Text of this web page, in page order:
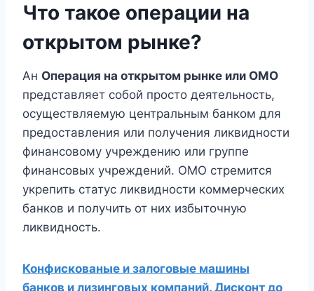
Что такое операции на
открытом рынке?
Ан Операция на открытом рынке или OMO
представляет собой просто деятельность,
осуществляемую центральным банком для
предоставления или получения ликвидности
финансовому учреждению или группе
финансовых учреждений. OMO стремится
укрепить статус ликвидности коммерческих
банков и получить от них избыточную
ликвидность.
Конфискованые и залоговые машины
банков и лизинговых компаний. Дисконт до